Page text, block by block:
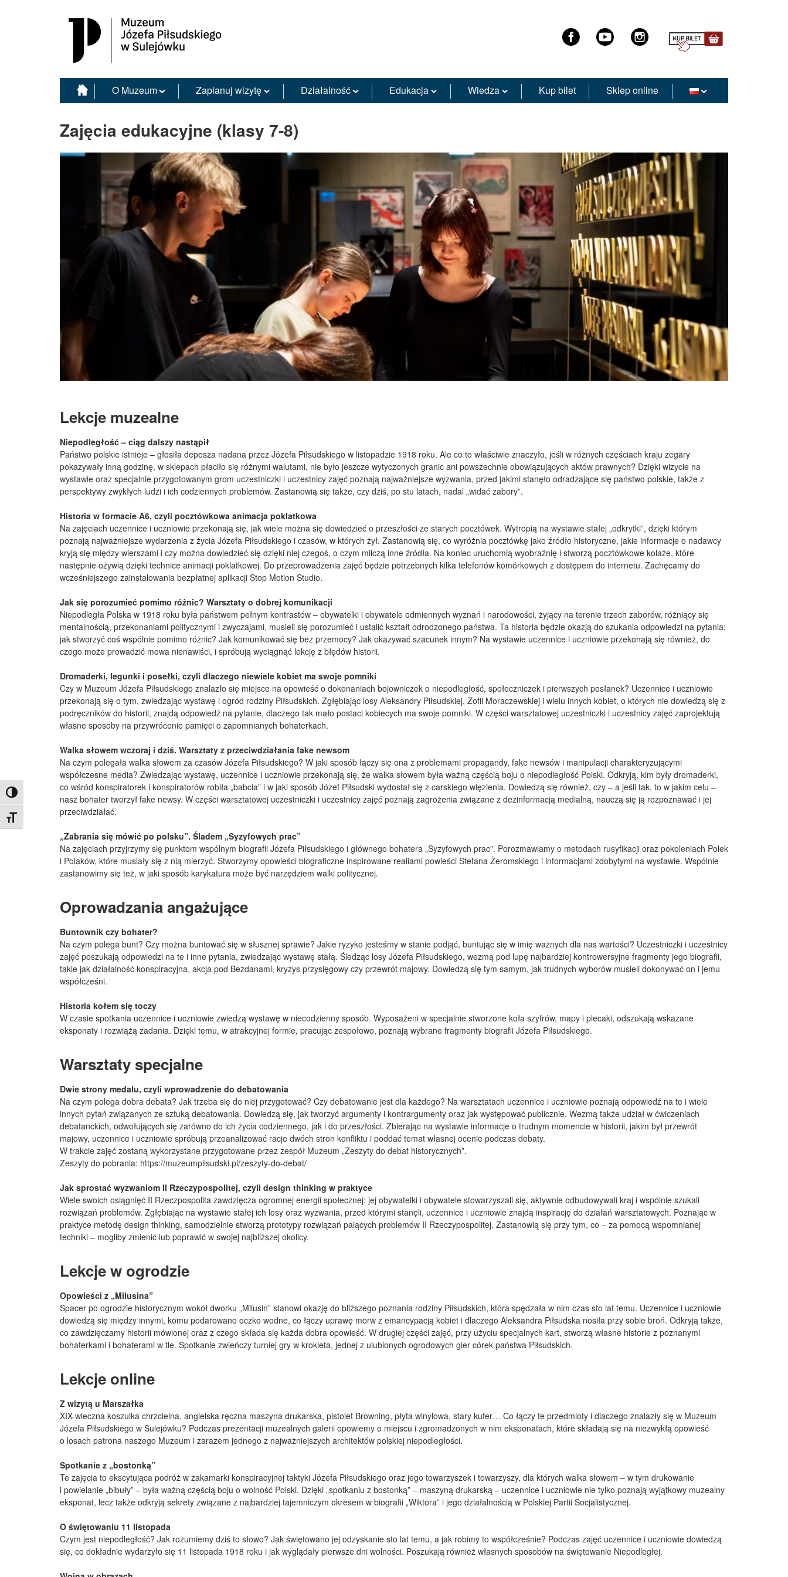
Toggle High Contrast
Toggle Font size
Muzeum Józefa Piłsudskiego w Sulejówku
O Muzeum Zaplanuj wizytę Działalność Edukacja Wiedza Kup bilet Sklep online
Zajęcia edukacyjne (klasy 7-8)
Lekcje muzealne
Niepodległość – ciąg dalszy nastąpił
Państwo polskie istnieje – głosiła depesza nadana przez Józefa Piłsudskiego w listopadzie 1918 roku. Ale co to właściwie znaczyło, jeśli w różnych częściach kraju zegary
pokazywały inną godzinę, w sklepach płaciło się różnymi walutami, nie było jeszcze wytyczonych granic ani powszechnie obowiązujących aktów prawnych? Dzięki wizycie na
wystawie oraz specjalnie przygotowanym grom uczestniczki i uczestnicy zajęć poznają najważniejsze wyzwania, przed jakimi stanęło odradzające się państwo polskie, także z
perspektywy zwykłych ludzi i ich codziennych problemów. Zastanowią się także, czy dziś, po stu latach, nadal „widać zabory”.
Historia w formacie A6, czyli pocztówkowa animacja poklatkowa
Na zajęciach uczennice i uczniowie przekonają się, jak wiele można się dowiedzieć o przeszłości ze starych pocztówek. Wytropią na wystawie stałej „odkrytki”, dzięki którym
poznają najważniejsze wydarzenia z życia Józefa Piłsudskiego i czasów, w których żył. Zastanowią się, co wyróżnia pocztówkę jako źródło historyczne, jakie informacje o nadawcy
kryją się między wierszami i czy można dowiedzieć się dzięki niej czegoś, o czym milczą inne źródła. Na koniec uruchomią wyobraźnię i stworzą pocztówkowe kolaże, które
następnie ożywią dzięki technice animacji poklatkowej. Do przeprowadzenia zajęć będzie potrzebnych kilka telefonów komórkowych z dostępem do internetu. Zachęcamy do
wcześniejszego zainstalowania bezpłatnej aplikacji Stop Motion Studio.
Jak się porozumieć pomimo różnic? Warsztaty o dobrej komunikacji
Niepodległa Polska w 1918 roku była państwem pełnym kontrastów – obywatelki i obywatele odmiennych wyznań i narodowości, żyjący na terenie trzech zaborów, różniący się
mentalnością, przekonaniami politycznymi i zwyczajami, musieli się porozumieć i ustalić kształt odrodzonego państwa. Ta historia będzie okazją do szukania odpowiedzi na pytania:
jak stworzyć coś wspólnie pomimo różnic? Jak komunikować się bez przemocy? Jak okazywać szacunek innym? Na wystawie uczennice i uczniowie przekonają się również, do
czego może prowadzić mowa nienawiści, i spróbują wyciągnąć lekcję z błędów historii.
Dromaderki, legunki i posełki, czyli dlaczego niewiele kobiet ma swoje pomniki
Czy w Muzeum Józefa Piłsudskiego znalazło się miejsce na opowieść o dokonaniach bojowniczek o niepodległość, społeczniczek i pierwszych posłanek? Uczennice i uczniowie
przekonają się o tym, zwiedzając wystawę i ogród rodziny Piłsudskich. Zgłębiając losy Aleksandry Piłsudskiej, Zofii Moraczewskiej i wielu innych kobiet, o których nie dowiedzą się z
podręczników do historii, znajdą odpowiedź na pytanie, dlaczego tak mało postaci kobiecych ma swoje pomniki. W części warsztatowej uczestniczki i uczestnicy zajęć zaprojektują
własne sposoby na przywrócenie pamięci o zapomnianych bohaterkach.
Walka słowem wczoraj i dziś. Warsztaty z przeciwdziałania fake newsom
Na czym polegała walka słowem za czasów Józefa Piłsudskiego? W jaki sposób łączy się ona z problemami propagandy, fake newsów i manipulacji charakteryzującymi
współczesne media? Zwiedzając wystawę, uczennice i uczniowie przekonają się, że walka słowem była ważną częścią boju o niepodległość Polski. Odkryją, kim były dromaderki,
co wśród konspiratorek i konspiratorów robiła „babcia” i w jaki sposób Józef Piłsudski wydostał się z carskiego więzienia. Dowiedzą się również, czy – a jeśli tak, to w jakim celu –
nasz bohater tworzył fake newsy. W części warsztatowej uczestniczki i uczestnicy zajęć poznają zagrożenia związane z dezinformacją medialną, nauczą się ją rozpoznawać i jej
przeciwdziałać.
„Zabrania się mówić po polsku”. Śladem „Syzyfowych prac”
Na zajęciach przyjrzymy się punktom wspólnym biografii Józefa Piłsudskiego i głównego bohatera „Syzyfowych prac”. Porozmawiamy o metodach rusyfikacji oraz pokoleniach Polek
i Polaków, które musiały się z nią mierzyć. Stworzymy opowieści biograficzne inspirowane realiami powieści Stefana Żeromskiego i informacjami zdobytymi na wystawie. Wspólnie
zastanowimy się też, w jaki sposób karykatura może być narzędziem walki politycznej.
Oprowadzania angażujące
Buntownik czy bohater?
Na czym polega bunt? Czy można buntować się w słusznej sprawie? Jakie ryzyko jesteśmy w stanie podjąć, buntując się w imię ważnych dla nas wartości? Uczestniczki i uczestnicy
zajęć poszukają odpowiedzi na te i inne pytania, zwiedzając wystawę stałą. Śledząc losy Józefa Piłsudskiego, wezmą pod lupę najbardziej kontrowersyjne fragmenty jego biografii,
takie jak działalność konspiracyjna, akcja pod Bezdanami, kryzys przysięgowy czy przewrót majowy. Dowiedzą się tym samym, jak trudnych wyborów musieli dokonywać on i jemu
współcześni.
Historia kołem się toczy
W czasie spotkania uczennice i uczniowie zwiedzą wystawę w niecodzienny sposób. Wyposażeni w specjalnie stworzone koła szyfrów, mapy i plecaki, odszukają wskazane
eksponaty i rozwiążą zadania. Dzięki temu, w atrakcyjnej formie, pracując zespołowo, poznają wybrane fragmenty biografii Józefa Piłsudskiego.
Warsztaty specjalne
Dwie strony medalu, czyli wprowadzenie do debatowania
Na czym polega dobra debata? Jak trzeba się do niej przygotować? Czy debatowanie jest dla każdego? Na warsztatach uczennice i uczniowie poznają odpowiedź na te i wiele
innych pytań związanych ze sztuką debatowania. Dowiedzą się, jak tworzyć argumenty i kontrargumenty oraz jak występować publicznie. Wezmą także udział w ćwiczeniach
debatanckich, odwołujących się zarówno do ich życia codziennego, jak i do przeszłości. Zbierając na wystawie informacje o trudnym momencie w historii, jakim był przewrót
majowy, uczennice i uczniowie spróbują przeanalizować racje dwóch stron konfliktu i poddać temat własnej ocenie podczas debaty.
W trakcie zajęć zostaną wykorzystane przygotowane przez zespół Muzeum „Zeszyty do debat historycznych”.
Zeszyty do pobrania: https://muzeumpilsudski.pl/zeszyty-do-debat/
Jak sprostać wyzwaniom II Rzeczypospolitej, czyli design thinking w praktyce
Wiele swoich osiągnięć II Rzeczpospolita zawdzięcza ogromnej energii społecznej: jej obywatelki i obywatele stowarzyszali się, aktywnie odbudowywali kraj i wspólnie szukali
rozwiązań problemów. Zgłębiając na wystawie stałej ich losy oraz wyzwania, przed którymi stanęli, uczennice i uczniowie znajdą inspirację do działań warsztatowych. Poznając w
praktyce metodę design thinking, samodzielnie stworzą prototypy rozwiązań palących problemów II Rzeczypospolitej. Zastanowią się przy tym, co – za pomocą wspomnianej
techniki – mogliby zmienić lub poprawić w swojej najbliższej okolicy.
Lekcje w ogrodzie
Opowieści z „Milusina”
Spacer po ogrodzie historycznym wokół dworku „Milusin” stanowi okazję do bliższego poznania rodziny Piłsudskich, która spędzała w nim czas sto lat temu. Uczennice i uczniowie
dowiedzą się między innymi, komu podarowano oczko wodne, co łączy uprawę morw z emancypacją kobiet i dlaczego Aleksandra Piłsudska nosiła przy sobie broń. Odkryją także,
co zawdzięczamy historii mówionej oraz z czego składa się każda dobra opowieść. W drugiej części zajęć, przy użyciu specjalnych kart, stworzą własne historie z poznanymi
bohaterkami i bohaterami w tle. Spotkanie zwieńczy turniej gry w krokieta, jednej z ulubionych ogrodowych gier córek państwa Piłsudskich.
Lekcje online
Z wizytą u Marszałka
XIX-wieczna koszulka chrzcielna, angielska ręczna maszyna drukarska, pistolet Browning, płyta winylowa, stary kufer… Co łączy te przedmioty i dlaczego znalazły się w Muzeum
Józefa Piłsudskiego w Sulejówku? Podczas prezentacji muzealnych galerii opowiemy o miejscu i zgromadzonych w nim eksponatach, które składają się na niezwykłą opowieść
o losach patrona naszego Muzeum i zarazem jednego z najważniejszych architektów polskiej niepodległości.
Spotkanie z „bostonką”
Te zajęcia to ekscytująca podróż w zakamarki konspiracyjnej taktyki Józefa Piłsudskiego oraz jego towarzyszek i towarzyszy, dla których walka słowem – w tym drukowanie
i powielanie „bibuły” – była ważną częścią boju o wolność Polski. Dzięki „spotkaniu z bostonką” – maszyną drukarską – uczennice i uczniowie nie tylko poznają wyjątkowy muzealny
eksponat, lecz także odkryją sekrety związane z najbardziej tajemniczym okresem w biografii „Wiktora” i jego działalnością w Polskiej Partii Socjalistycznej.
O świętowaniu 11 listopada
Czym jest niepodległość? Jak rozumiemy dziś to słowo? Jak świętowano jej odzyskanie sto lat temu, a jak robimy to współcześnie? Podczas zajęć uczennice i uczniowie dowiedzą
się, co dokładnie wydarzyło się 11 listopada 1918 roku i jak wyglądały pierwsze dni wolności. Poszukają również własnych sposobów na świętowanie Niepodległej.